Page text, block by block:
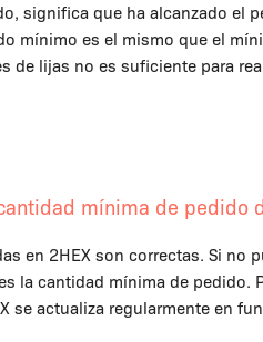
significa que ha alcanzado el
mínimo es el mismo que el
de lijas no es suficiente para
mínima de pedido
en 2HEX son correctas. Si
la cantidad mínima de pedido.
se actualiza regularmente en